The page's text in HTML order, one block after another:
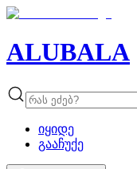
ALUBALA
იყიდე
გააჩუქე